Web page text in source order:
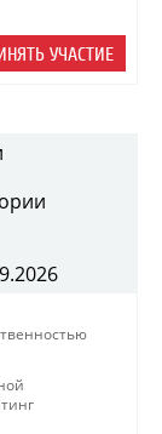
УЧАСТИЕ